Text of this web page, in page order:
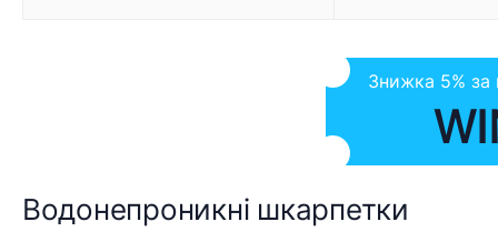
Знижка 5%
Водонепроникні шкарпетки